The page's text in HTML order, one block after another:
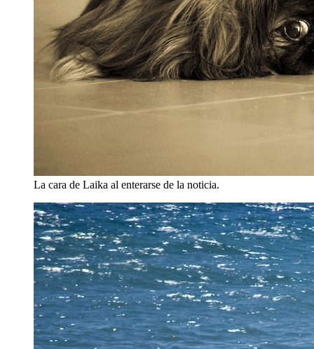
La cara de Laika al enterarse de la noticia.